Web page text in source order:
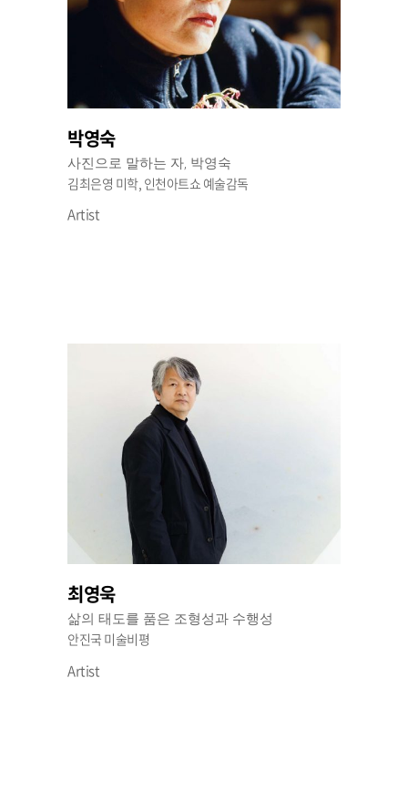
박영숙
사진으로 말하는 자, 박영숙
김최은영 미학, 인천아트쇼 예술감독
Artist
최영욱
삶의 태도를 품은 조형성과 수행성
안진국 미술비평
Artist